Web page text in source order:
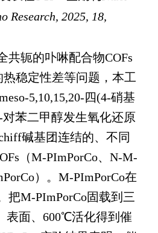
Research, 2025, 18,
共轭的卟啉配合物COFs
稳定性差等问题，本工
5,10,15,20-四(4-硝基
对苯二甲醇发生氧化还原
碱基团连结的、不同
（M-PImPorCo、 N-M-
）。 M-PImPorCo在
把M-PImPorCo固载到三
表面、 600℃活化得到催